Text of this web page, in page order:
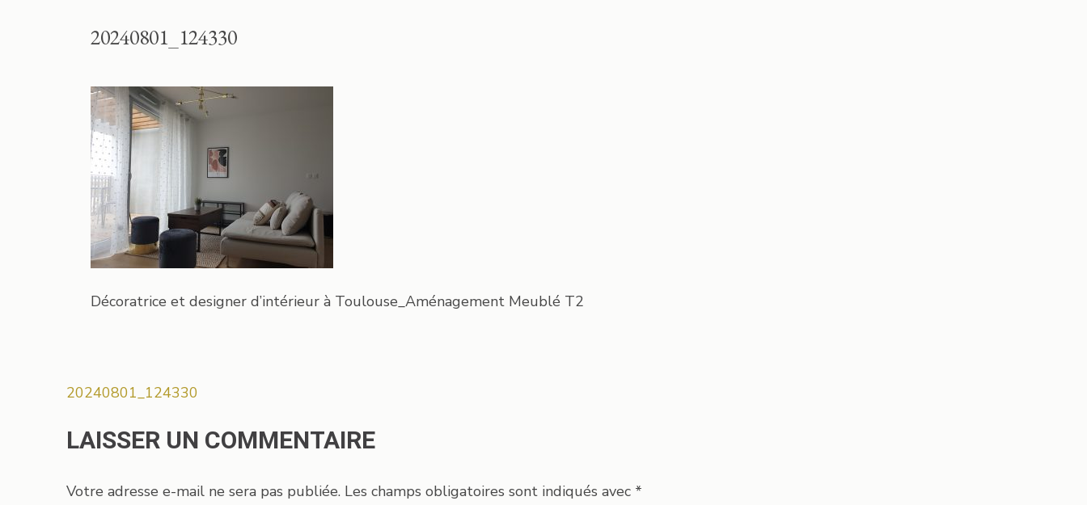
20240801_124330
Décoratrice et designer d’intérieur à Toulouse_Aménagement Meublé T2
Navigation
l’article
20240801_124330
LAISSER UN COMMENTAIRE
Votre adresse e-mail ne sera pas publiée. Les champs obligatoires sont indiqués avec *